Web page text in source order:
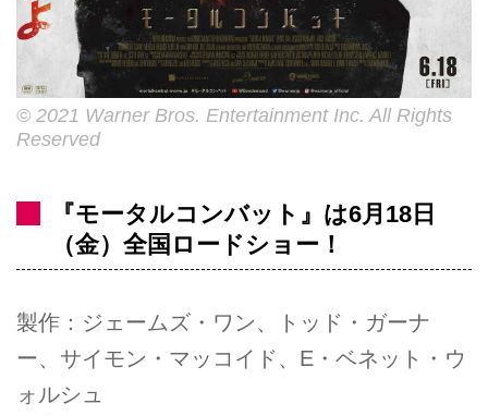
© 2021 Warner Bros. Entertainment Inc. All Rights
Reserved
『モータルコンバット』は6月18日
（金）全国ロードショー！
製作：ジェームズ・ワン、トッド・ガーナ
ー、サイモン・マッコイド、E・ベネット・ウ
ォルシュ